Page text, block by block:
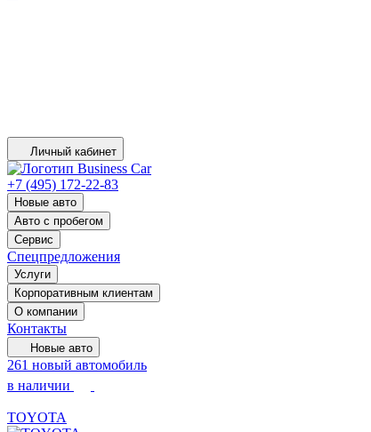
Личный кабинет
+7 (495) 172-22-83
Новые авто
Авто с пробегом
Сервис
Спецпредложения
Услуги
Корпоративным клиентам
О компании
Контакты
Новые авто
261 новый автомобиль
в наличии
TOYOTA